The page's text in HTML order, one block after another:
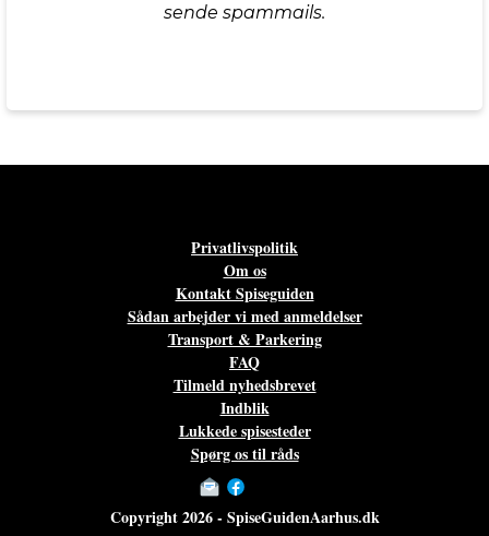
sende spammails.
Privatlivspolitik
Om os
Kontakt Spiseguiden
Sådan arbejder vi med anmeldelser
Transport & Parkering
FAQ
Tilmeld nyhedsbrevet
Indblik
Lukkede spisesteder
Spørg os til råds
Copyright 2026 - SpiseGuidenAarhus.dk